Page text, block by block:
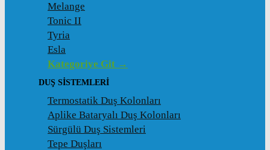
Melange
Tonic II
Tyria
Esla
Kategoriye Git →
DUŞ SISTEMLERI
Termostatik Duş Kolonları
Aplike Bataryalı Duş Kolonları
Sürgülü Duş Sistemleri
Tepe Duşları